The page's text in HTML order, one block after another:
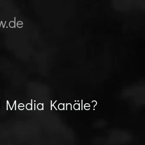
Media Kanäle?